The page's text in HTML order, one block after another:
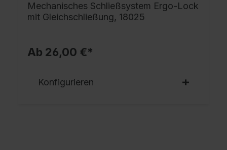
Mechanisches Schließsystem Ergo-Lock
mit Gleichschließung, 18025
Ab 26,00 €*
Konfigurieren